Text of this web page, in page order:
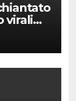
virali